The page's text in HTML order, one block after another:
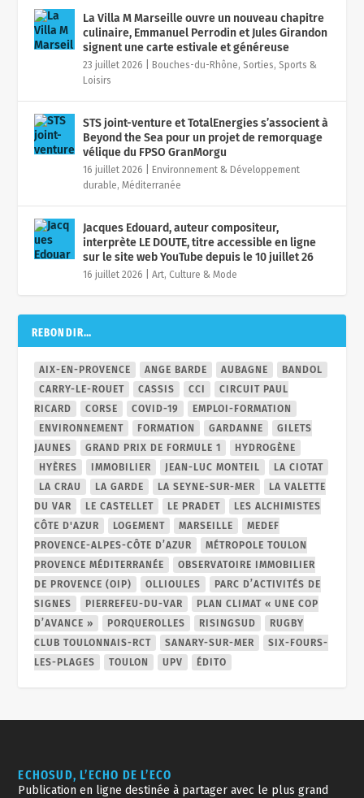
La Villa M Marseille ouvre un nouveau chapitre
culinaire, Emmanuel Perrodin et Jules Girandon
signent une carte estivale et généreuse
23 juillet 2026 Bouches-du-Rhône,Sorties, Sports &
Loisirs
STS joint-venture et TotalEnergies s’associent à
Beyond the Sea pour un projet de remorquage
vélique du FPSO GranMorgu
16 juillet 2026
Environnement & Développement
durable,Méditerranée
Jacques Edouard, auteur compositeur,
interprète LE DOUTE, titre accessible en ligne
sur le site web YouTube depuis le 10 juillet 26
16 juillet 2026 |Art, Culture & Mode
REBONDIR…
AIX-EN-PROVENCE ANGE BARDE AUBAGNE
BANDOL
CARRY-LE-ROUET
CASSIS CCI
CIRCUIT PAUL
RICARD
CORSE COVID-19
EMPLOI-FORMATION
ENVIRONNEMENT
FORMATION GARDANNE
GILETS
JAUNES
GRAND PRIX DE FORMULE 1
HYDROGÈNE
HYÈRES
IMMOBILIER JEAN-LUC MONTEIL
LA CIOTAT
LA CRAU
LA GARDE LA SEYNE-SUR-MER
LA VALETTE
DU VAR
LE CASTELLET LE PRADET
LES ALCHIMISTES
CÔTE D'AZUR
LOGEMENT MARSEILLE
MEDEF
PROVENCE-ALPES-CÔTE D’AZUR
MÉTROPOLE TOULON
PROVENCE MÉDITERRANÉE
OBSERVATOIRE IMMOBILIER
DE PROVENCE (OIP)
OLLIOULES
PARC D’ACTIVITÉS DE
SIGNES
PIERREFEU-DU-VAR
PLAN CLIMAT « UNE COP
D’AVANCE »
PORQUEROLLES RISINGSUD
RUGBY
CLUB TOULONNAIS-RCT
SANARY-SUR-MER
SIX-FOURS-
LES-PLAGES
TOULON UPV ÉDITO
ECHOSUD, L’ECHO DE L’ECO
Publication en ligne destinée à partager avec le plus grand